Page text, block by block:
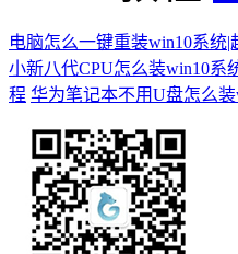
电脑怎么一键重装win10系统
小新八代CPU怎么装win10系
程 华为笔记本不用U盘怎么